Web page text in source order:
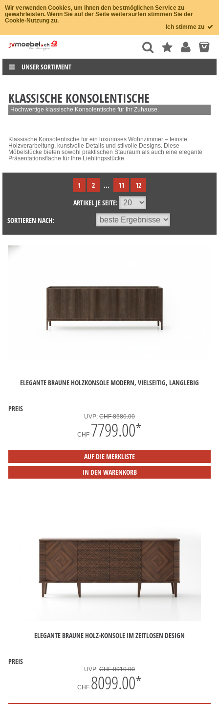
Wir verwenden Cookies, um Ihnen den bestmöglichen Service zu
gewährleisten. Wenn Sie auf der Seite weitersurfen stimmen Sie der
Cookie-Nutzung zu.
Ich stimme zu
UNSER SORTIMENT
KLASSISCHE KONSOLENTISCHE
Hochwertige klassische Konsolentische für Ihr Zuhause.
Klassische Konsolentische für ein luxuriöses Wohnzimmer – feinste
Holzverarbeitung, kunstvolle Details und stilvolle Designs. Diese
Möbelstücke bieten sowohl praktischen Stauraum als auch eine elegante
Präsentationsfläche für Ihre Lieblingsstücke.
1 2 ... 11
12
ARTIKEL JE SEITE:
SORTIEREN NACH:
ELEGANTE BRAUNE HOLZKONSOLE MODERN, VIELSEITIG, LANGLEBIG
PREIS
UVP: CHF 8580.00
CHF 7799.00*
AUF DIE MERKLISTE
IN DEN WARENKORB
ELEGANTE BRAUNE HOLZ-KONSOLE IM ZEITLOSEN DESIGN
PREIS
UVP: CHF 8910.00
CHF 8099.00*